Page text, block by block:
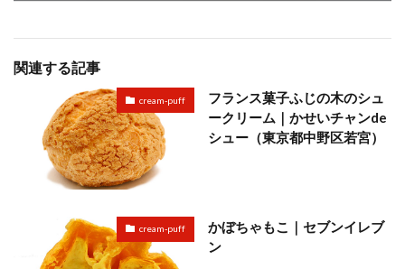
関連する記事
cream-puff
フランス菓子ふじの木のシュ
ークリーム｜かせいチャンde
シュー（東京都中野区若宮）
cream-puff
かぼちゃもこ｜セブンイレブ
ン